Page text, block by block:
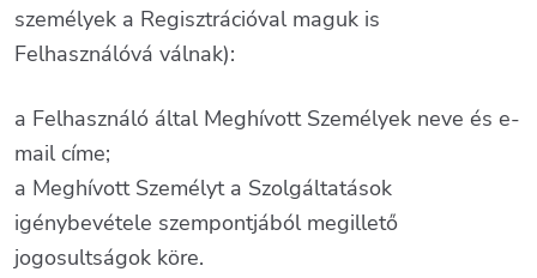
személyek a Regisztrációval maguk is
Felhasználóvá válnak):
a Felhasználó által Meghívott Személyek neve és e-
mail címe;
a Meghívott Személyt a Szolgáltatások
igénybevétele szempontjából megillető
jogosultságok köre.